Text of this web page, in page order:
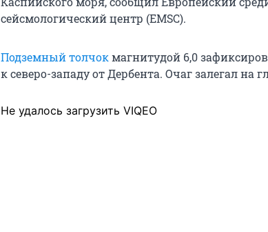
сейсмологический центр (EMSC).
Подземный толчокмагнитудой 6,0
к северо-западу от Дербента. Очаг залегал на
Не удалось загрузить VIQEO